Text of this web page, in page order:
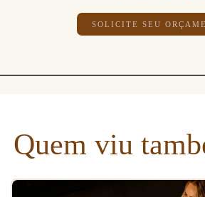
SOLICITE SEU
Quem viu